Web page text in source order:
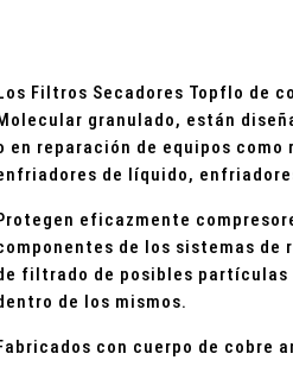
Filtros Secadores Topflo de
granulado, están
en reparación de equipos
de líquido,
eficazmente
de los sistemas
filtrado de posibles partículas
de los mismos.
con cuerpo de cobre